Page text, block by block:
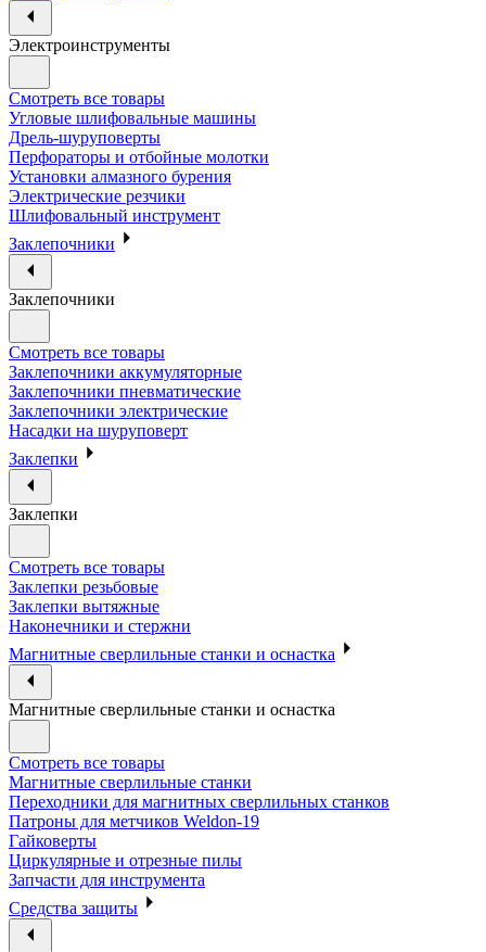
Электроинструменты
Смотреть все товары
Угловые шлифовальные машины
Дрель-шуруповерты
Перфораторы и отбойные молотки
Установки алмазного бурения
Электрические резчики
Шлифовальный инструмент
Заклепочники
Заклепочники
Смотреть все товары
Заклепочники аккумуляторные
Заклепочники пневматические
Заклепочники электрические
Насадки на шуруповерт
Заклепки
Заклепки
Смотреть все товары
Заклепки резьбовые
Заклепки вытяжные
Наконечники и стержни
Магнитные сверлильные станки и оснастка
Магнитные сверлильные станки и оснастка
Смотреть все товары
Магнитные сверлильные станки
Переходники для магнитных сверлильных станков
Патроны для метчиков Weldon-19
Гайковерты
Циркулярные и отрезные пилы
Запчасти для инструмента
Средства защиты